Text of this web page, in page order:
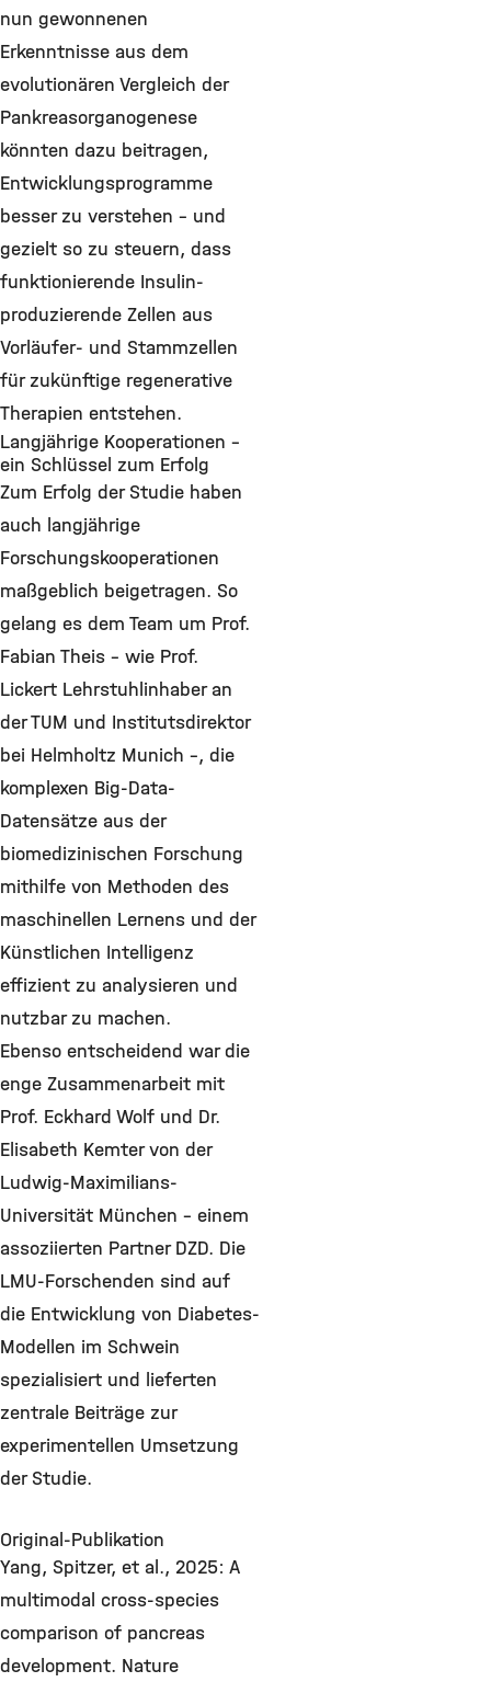
nun gewonnenen
Erkenntnisse aus dem
evolutionären Vergleich der
Pankreasorganogenese
könnten dazu beitragen,
Entwicklungsprogramme
besser zu verstehen – und
gezielt so zu steuern, dass
funktionierende Insulin-
produzierende Zellen aus
Vorläufer- und Stammzellen
für zukünftige regenerative
Therapien entstehen.
Langjährige Kooperationen –
ein Schlüssel zum Erfolg
Zum Erfolg der Studie haben
auch langjährige
Forschungskooperationen
maßgeblich beigetragen. So
gelang es dem Team um Prof.
Fabian Theis – wie Prof.
Lickert Lehrstuhlinhaber an
der TUM und Institutsdirektor
bei Helmholtz Munich –, die
komplexen Big-Data-
Datensätze aus der
biomedizinischen Forschung
mithilfe von Methoden des
maschinellen Lernens und der
Künstlichen Intelligenz
effizient zu analysieren und
nutzbar zu machen.
Ebenso entscheidend war die
enge Zusammenarbeit mit
Prof. Eckhard Wolf und Dr.
Elisabeth Kemter von der
Ludwig-Maximilians-
Universität München – einem
assoziierten Partner DZD. Die
LMU-Forschenden sind auf
die Entwicklung von Diabetes-
Modellen im Schwein
spezialisiert und lieferten
zentrale Beiträge zur
experimentellen Umsetzung
der Studie.
Original-Publikation
Yang, Spitzer, et al., 2025: A
multimodal cross-species
comparison of pancreas
development. Nature